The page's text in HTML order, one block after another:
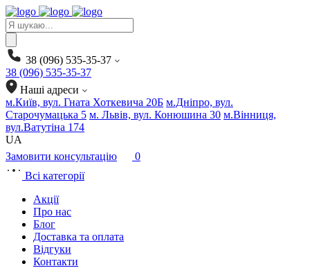
Products
search
38 (096) 535-35-37
38 (096) 535-35-37
Наші адреси
м.Київ, вул. Гната Хоткевича 20Б м.Дніпро, вул.
Старочумацька 5 м. Львів, вул. Конюшина 30 м.Вінниця,
вул.Ватутіна 174
UA
Замовити консультацію
0
Всі категорії
Акції
Про нас
Блог
Доставка та оплата
Відгуки
Контакти